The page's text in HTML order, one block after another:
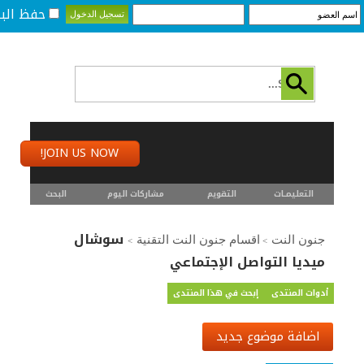
حفظ
JOIN US NOW!
التعليمـــات التقويم مشاركات اليوم البحث
جنون النت > اقسام جنون النت التقنية > سوشال
ميديا التواصل الإجتماعي
أدوات المنتدى إبحث في هذا المنتدى
اضافة موضوع جديد